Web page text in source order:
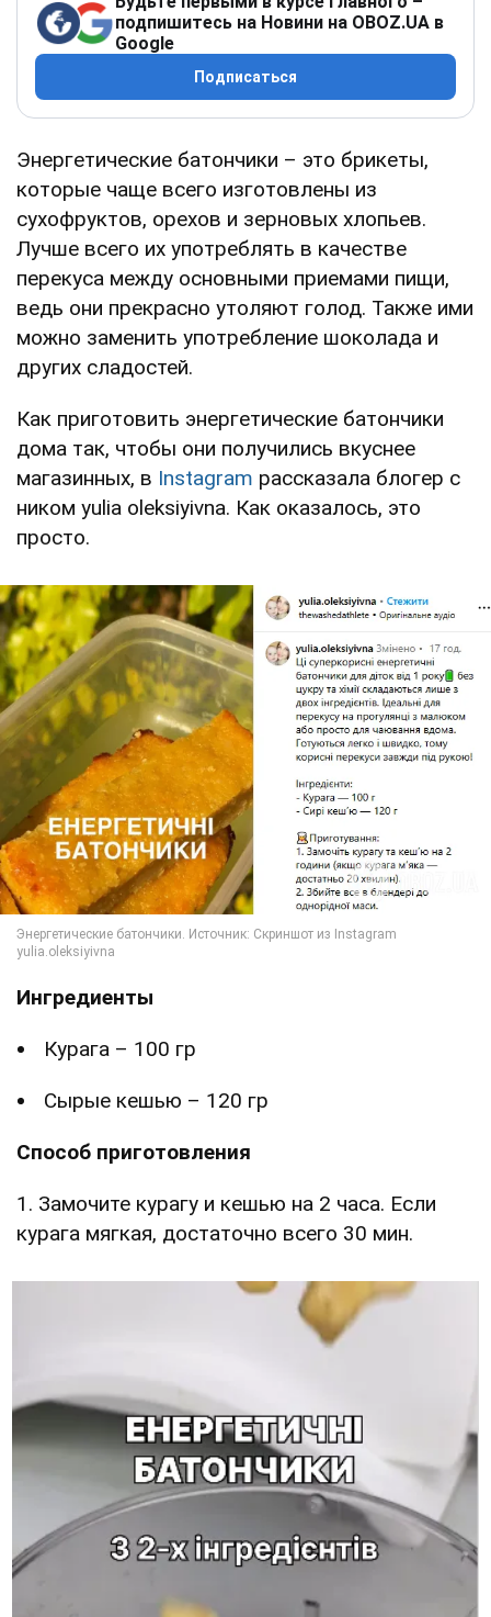
подпишитесь на Новини на OBOZ.UA в
Google
Подписаться
Энергетические батончики – это брикеты,
которые чаще всего изготовлены из
сухофруктов, орехов и зерновых хлопьев.
Лучше всего их употреблять в качестве
перекуса между основными приемами пищи,
ведь они прекрасно утоляют голод. Также ими
можно заменить употребление шоколада и
других сладостей.
Как приготовить энергетические батончики
дома так, чтобы они получились вкуснее
магазинных, в Instagram рассказала блогер с
ником yulia oleksiyivna. Как оказалось, это
просто.
Ингредиенты
Курага – 100 гр
Сырые кешью – 120 гр
Способ приготовления
1. Замочите курагу и кешью на 2 часа. Если
курага мягкая, достаточно всего 30 мин.